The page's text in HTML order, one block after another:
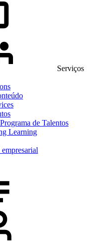
Serviços
de Talentos
Learning